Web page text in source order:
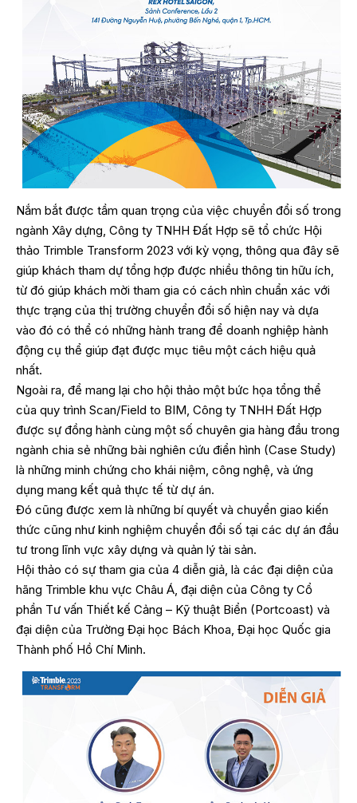
Nắm bắt được tầm quan trọng của việc chuyển đổi số trong
ngành Xây dựng, Công ty TNHH Đất Hợp sẽ tổ chức Hội
thảo Trimble Transform 2023 với kỳ vọng, thông qua đây sẽ
giúp khách tham dự tổng hợp được nhiều thông tin hữu ích,
từ đó giúp khách mời tham gia có cách nhìn chuẩn xác với
thực trạng của thị trường chuyển đổi số hiện nay và dựa
vào đó có thể có những hành trang để doanh nghiệp hành
động cụ thể giúp đạt được mục tiêu một cách hiệu quả
nhất.
Ngoài ra, để mang lại cho hội thảo một bức họa tổng thể
của quy trình Scan/Field to BIM, Công ty TNHH Đất Hợp
được sự đồng hành cùng một số chuyên gia hàng đầu trong
ngành chia sẻ những bài nghiên cứu điển hình (Case Study)
là những minh chứng cho khái niệm, công nghệ, và ứng
dụng mang kết quả thực tế từ dự án.
Đó cũng được xem là những bí quyết và chuyển giao kiến
thức cũng như kinh nghiệm chuyển đổi số tại các dự án đầu
tư trong lĩnh vực xây dựng và quản lý tài sản.
Hội thảo có sự tham gia của 4 diễn giả, là các đại diện của
hãng Trimble khu vực Châu Á, đại diện của Công ty Cổ
phần Tư vấn Thiết kế Cảng – Kỹ thuật Biển (Portcoast) và
đại diện của Trường Đại học Bách Khoa, Đại học Quốc gia
Thành phố Hồ Chí Minh.